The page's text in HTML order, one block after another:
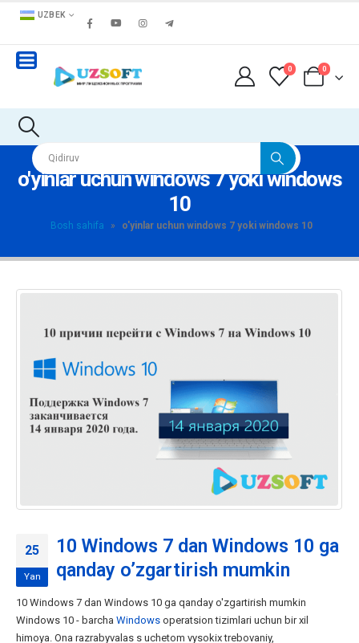
UZBEK
0 0
o'yinlar uchun windows 7 yoki windows
10
Bosh sahifa » o'yinlar uchun windows 7 yoki windows 10
25
Yan
10 Windows 7 dan Windows 10 ga
qanday o’zgartirish mumkin
10 Windows 7 dan Windows 10 ga qanday o'zgartirish mumkin
Windows 10 - barcha Windows operatsion tizimlari uchun bir xil
himoya. Ona razrabyvalas s uchetom vysokix trebovaniy,